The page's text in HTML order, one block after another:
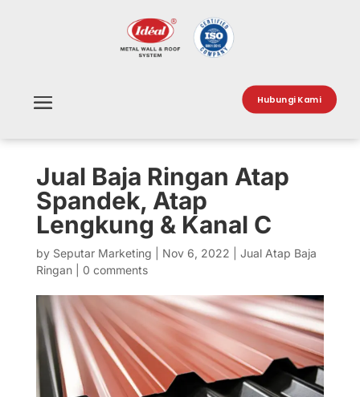
Hubungi Kami
Jual Baja Ringan Atap
Spandek, Atap
Lengkung & Kanal C
by Seputar Marketing Nov 6, 2022
Jual Atap Baja
Ringan| 0 comments